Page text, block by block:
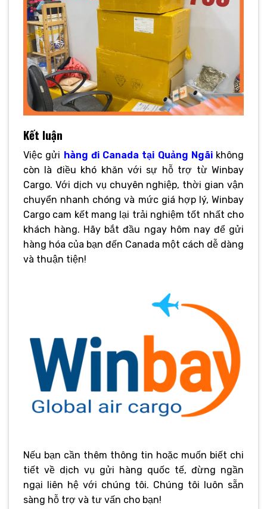
Kết luận
Việc gửi hàng đi Canada tại Quảng Ngãi không
còn là điều khó khăn với sự hỗ trợ từ Winbay
Cargo. Với dịch vụ chuyên nghiệp, thời gian vận
chuyển nhanh chóng và mức giá hợp lý, Winbay
Cargo cam kết mang lại trải nghiệm tốt nhất cho
khách hàng. Hãy bắt đầu ngay hôm nay để gửi
hàng hóa của bạn đến Canada một cách dễ dàng
và thuận tiện!
Nếu bạn cần thêm thông tin hoặc muốn biết chi
tiết về dịch vụ gửi hàng quốc tế, đừng ngần
ngại liên hệ với chúng tôi. Chúng tôi luôn sẵn
sàng hỗ trợ và tư vấn cho bạn!